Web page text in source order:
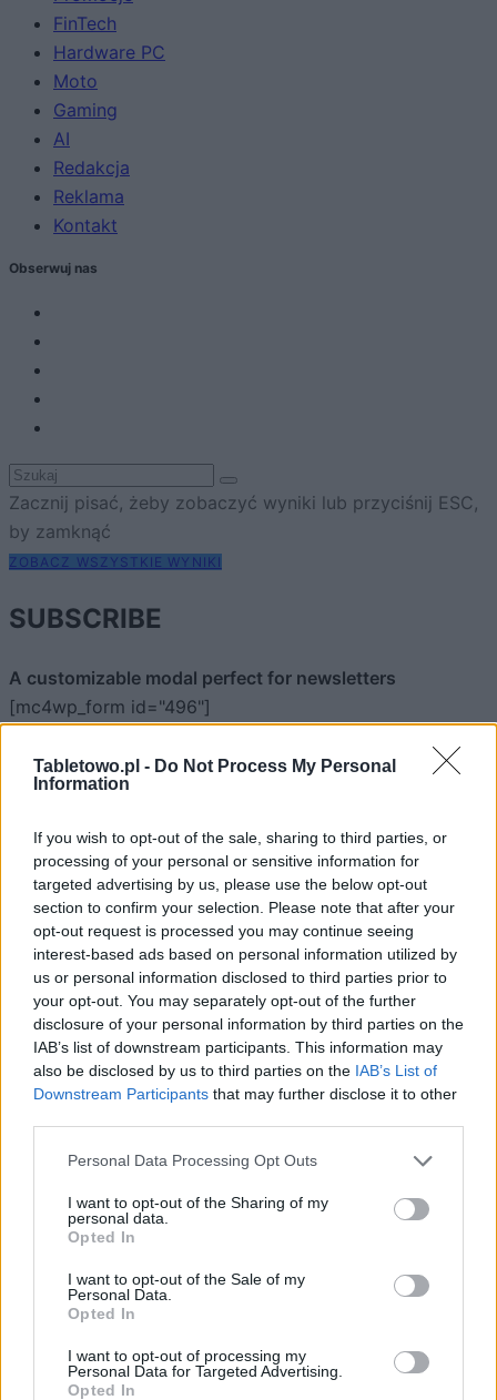
Tabletowo.pl - Do Not Process My Personal
Information
If you wish to opt-out of the sale, sharing to third parties, or
processing of your personal or sensitive information for
targeted advertising by us, please use the below opt-out
section to confirm your selection. Please note that after your
opt-out request is processed you may continue seeing
interest-based ads based on personal information utilized by
us or personal information disclosed to third parties prior to
your opt-out. You may separately opt-out of the further
disclosure of your personal information by third parties on the
IAB’s list of downstream participants. This information may
also be disclosed by us to third parties on the IAB’s List of
Downstream Participants that may further disclose it to other
Please note that this website/app uses one or more Google
not limited to your visit or usage behaviour. You may click to
grant or deny consent to Google and its third-party tags to
use your data for below specified purposes in below Google
consent section.
Personal Data Processing Opt Outs
I want to opt-out of the Sharing of my
personal data.
Opted In
I want to opt-out of the Sale of my
Personal Data.
Opted In
I want to opt-out of processing my
Personal Data for Targeted Advertising.
Opted In
FinTech
Hardware PC
Moto
Gaming
AI
Redakcja
Reklama
Kontakt
Obserwuj nas
Zacznij pisać, żeby zobaczyć wyniki lub przyciśnij ESC,
by zamknąć
ZOBACZ WSZYSTKIE WYNIKI
SUBSCRIBE
A customizable modal perfect for newsletters
[mc4wp_form id="496"]